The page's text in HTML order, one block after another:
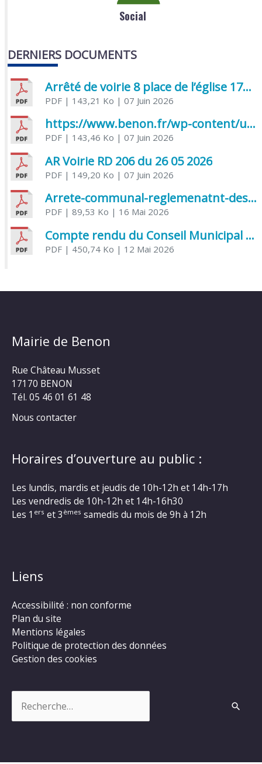
Social
DERNIERS DOCUMENTS
Arrêté de voirie 8 place de l’église 17170 Benon
PDF| 143,21 Ko | 07 Juin 2026
https://www.benon.fr/wp-content/uploads/2026/06/AR-Voirie-Chemin-de-Lafond-du-26-05-2026.pdf
PDF| 143,46 Ko | 07 Juin 2026
AR Voirie RD 206 du 26 05 2026
PDF| 149,20 Ko | 07 Juin 2026
Arrete-communal-reglemenatnt-des-bruits-de-voisinage-et-des-activites-bruyantes
PDF| 89,53 Ko | 16 Mai 2026
Compte rendu du Conseil Municipal du 06 mai 2026
PDF| 450,74 Ko | 12 Mai 2026
Mairie de Benon
Rue Château Musset
17170 BENON
Tél. 05 46 01 61 48
Nous contacter
Horaires d’ouverture au public :
Les lundis, mardis et jeudis de 10h-12h et 14h-17h
Les vendredis de 10h-12h et 14h-16h30
Les 1 ers et 3 èmes samedis du mois de 9h à 12h
Liens
Accessibilité : non conforme
Plan du site
Mentions légales
Politique de protection des données
Gestion des cookies